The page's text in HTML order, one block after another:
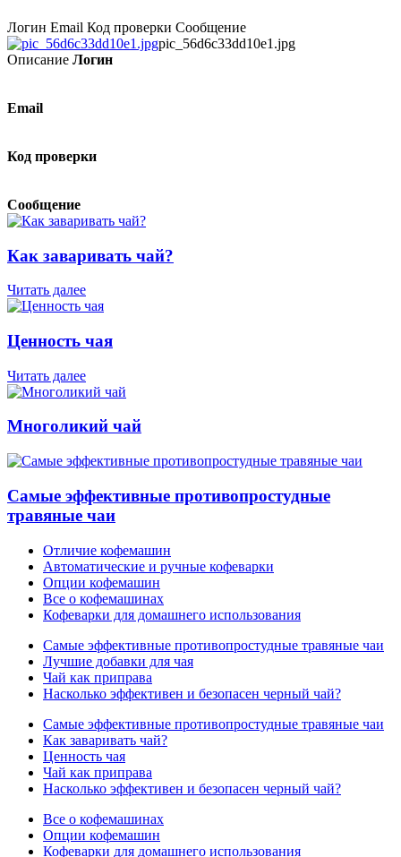
Логин Email Код проверки Сообщение
pic_56d6c33dd10e1.jpg
Описание Логин
Email
Код проверки
Сообщение
Как заваривать чай?
Читать далее
Ценность чая
Читать далее
Многоликий чай
Самые эффективные противопростудные
травяные чаи
Отличие кофемашин
Автоматические и ручные кофеварки
Опции кофемашин
Все о кофемашинах
Кофеварки для домашнего использования
Самые эффективные противопростудные травяные чаи
Лучшие добавки для чая
Чай как приправа
Насколько эффективен и безопасен черный чай?
Самые эффективные противопростудные травяные чаи
Как заваривать чай?
Ценность чая
Чай как приправа
Насколько эффективен и безопасен черный чай?
Все о кофемашинах
Опции кофемашин
Кофеварки для домашнего использования